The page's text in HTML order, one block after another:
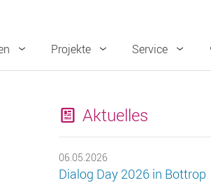
Projekte Service
Aktuelles
06.05.2026
Dialog Day 2026 in Bottrop